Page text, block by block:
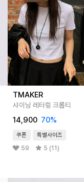
TMAKER
샤이닝 레터링 크롭티
14,900 70%
쿠폰 특별사이즈
59 5 (11)